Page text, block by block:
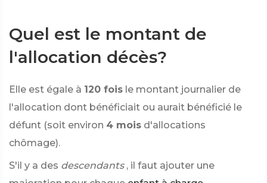
Quel est le montant de
l'allocation décès?
Elle est égale à 120 fois le montant journalier de
l'allocation dont bénéficiait ou aurait bénéficié le
défunt (soit environ 4 mois d'allocations
chômage).
S'il y a des descendants , il faut ajouter une